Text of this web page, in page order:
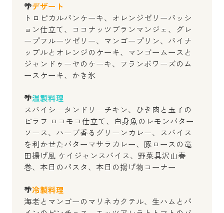
🌴デザート
トロピカルパンケーキ、オレンジゼリーパッシ
ョン仕立て、ココナッツブランマンジェ、グレ
ープフルーツゼリー、マンゴープリン、パイナ
ップルとオレンジのケーキ、マンゴームースと
ジャンドゥーヤのケーキ、フランボワーズのム
ースケーキ、かき氷
🌴温製料理
スパイシータンドリーチキン、ひき肉と玉子の
ピラフ ロコモコ仕立て、白身魚のレモンバター
ソース、ハーブ香るグリーンカレー、スパイス
を利かせたバターマサラカレー、豚ロースの竜
田揚げ風 ケイジャンスパイス、野菜具沢山春
巻、本日のパスタ、本日の揚げ物コーナー
🌴冷製料理
海老とマンゴーのマリネカクテル、生ハムとパ